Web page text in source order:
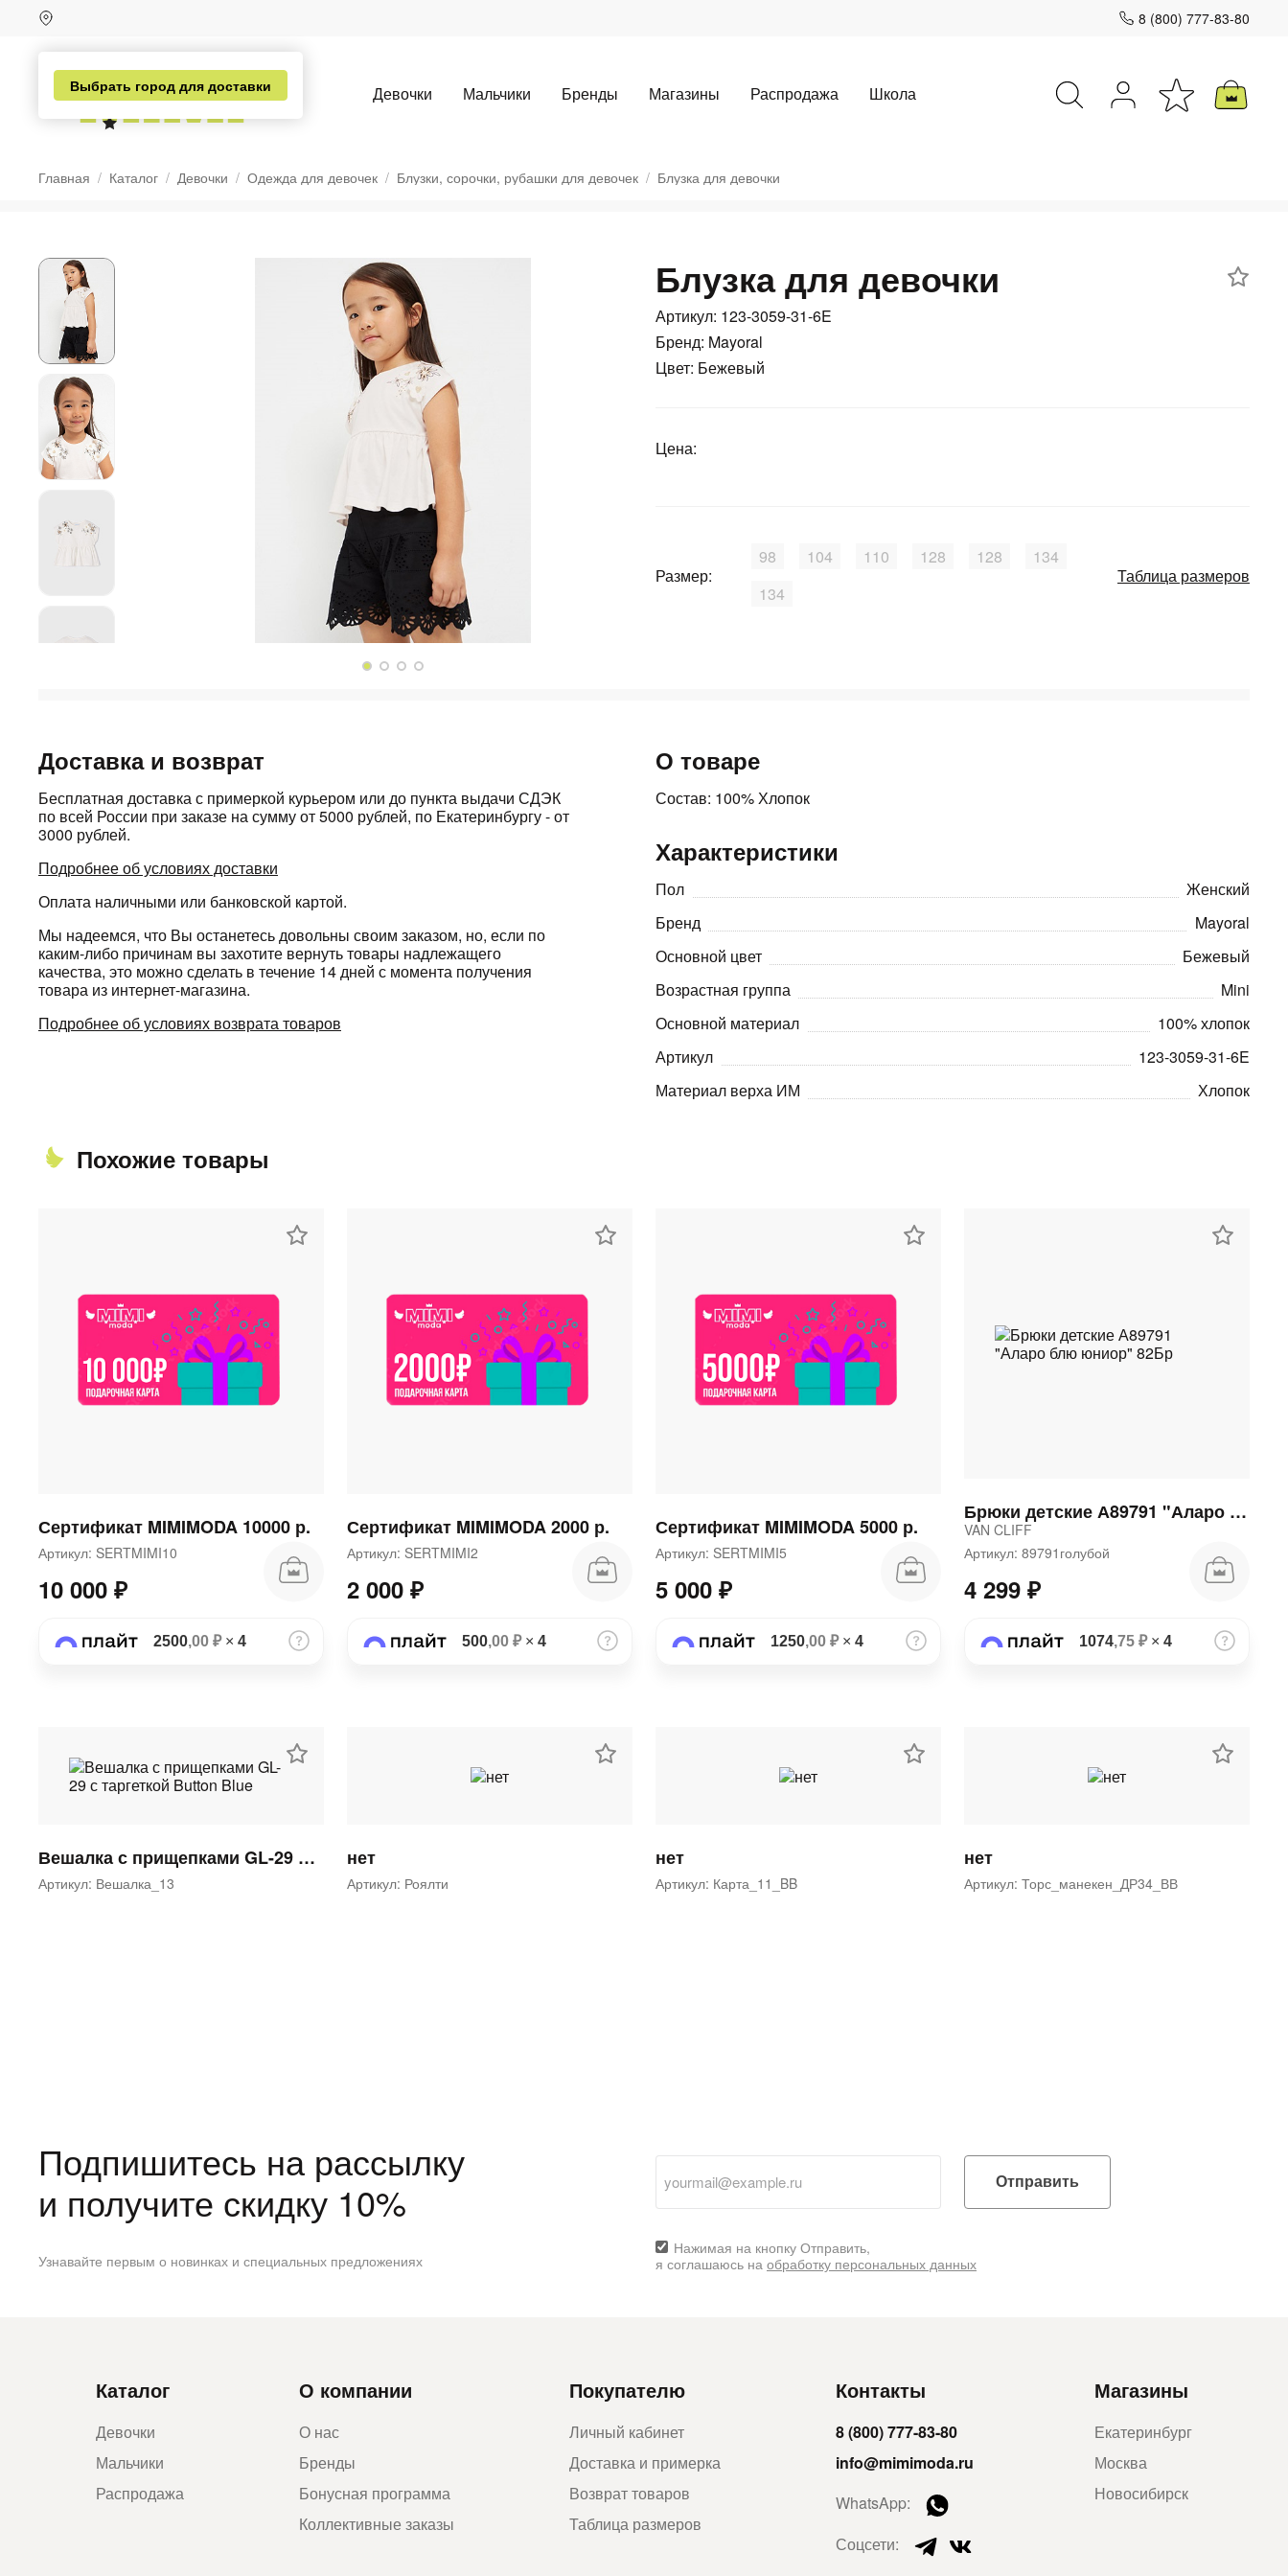
Выбрать город для доставки
8 (800) 777-83-80
Девочки Мальчики Бренды Магазины Распродажа Школа
Главная Каталог Девочки Одежда для девочек Блузки, сорочки, рубашки для девочек Блузка для девочки
Блузка для девочки
Артикул: 123-3059-31-6E
Бренд: Mayoral
Цвет: Бежевый
Цена:
Размер:
98 104 110 128 128
134
134
Таблица размеров
Доставка и возврат
Бесплатная доставка с примеркой курьером или до пункта выдачи СДЭК
по всей России при заказе на сумму от 5000 рублей, по Екатеринбургу - от
3000 рублей.
Подробнее об условиях доставки
Оплата наличными или банковской картой.
Мы надеемся, что Вы останетесь довольны своим заказом, но, если по
каким-либо причинам вы захотите вернуть товары надлежащего
качества, это можно сделать в течение 14 дней с момента получения
товара из интернет-магазина.
Подробнее об условиях возврата товаров
О товаре
Состав: 100% Хлопок
Характеристики
Пол
Женский
Бренд
Mayoral
Основной цвет
Бежевый
Возрастная группа
Mini
Основной материал
100% хлопок
Артикул
123-3059-31-6E
Материал верха ИМ
Хлопок
Похожие товары
Сертификат MIMIMODA 10000 р.
Артикул: SERTMIMI10
10 000 ₽
2500,00 ₽× 4
Сертификат MIMIMODA 2000 р.
Артикул: SERTMIMI2
2 000 ₽
500,00 ₽× 4
Сертификат MIMIMODA 5000 р.
Артикул: SERTMIMI5
5 000 ₽
1250,00 ₽× 4
Брюки детские А89791 "Аларо блю юниор" 82Бр
VAN CLIFF
Артикул: 89791голубой
4 299 ₽
1074,75 ₽× 4
Вешалка с прищепками GL-29 с таргеткой Button Blue
Артикул: Вешалка_13
нет
Артикул: Роялти
нет
Артикул: Карта_11_BB
нет
Артикул: Торс_манекен_ДР34_ВВ
Подпишитесь на рассылку
и получите скидку 10%
Узнавайте первым о новинках и специальных предложениях
Отправить
Нажимая на кнопку Отправить,
я соглашаюсь на обработку персональных данных
Каталог
Девочки
Мальчики
Распродажа
О компании
О нас
Бренды
Бонусная программа
Коллективные заказы
Покупателю
Личный кабинет
Доставка и примерка
Возврат товаров
Таблица размеров
Контакты
8 (800) 777-83-80
info@mimimoda.ru
WhatsApp:
Соцсети:
Магазины
Екатеринбург
Москва
Новосибирск
Разбейте
на части
без переплат
График платежей
Сегодня
% картой любого банка
Получайте товар
списываться
каждые 2 недели
об оплате Плайтом
plait.ru